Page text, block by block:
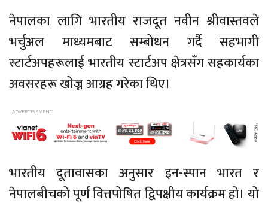
नेपालका लागि भारतीय राजदूत नवीन श्रीवास्तवले
भर्चुअल माध्यमबाट सम्बोधन गर्दै सहभागी
स्टार्टअपहरूलाई भारतीय स्टार्टअप क्षेत्रसँग सहकार्यका
अवसरहरू खोज्न आग्रह गरेका थिए।
भारतीय दूतावासका अनुसार इन-स्पान भारत र
नेपालबीचको पूर्ण वित्तपोषित द्विपक्षीय कार्यक्रम हो। यो